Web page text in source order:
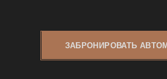
ЗАБРОНИРОВАТЬ